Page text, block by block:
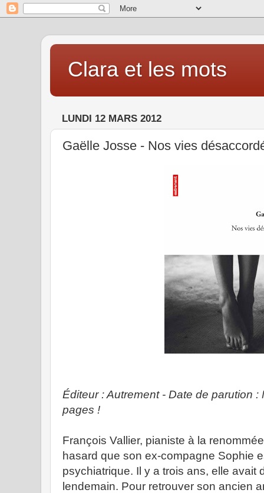
Clara et les mots
LUNDI 12 MARS 2012
Gaëlle Josse - Nos vies
Éditeur : Autrement - Date de parution
pages !
François Vallier, pianiste à la
hasard que son ex-compagne Sophie
psychiatrique. Il y a trois ans, elle avait
lendemain. Pour retrouver son ancien